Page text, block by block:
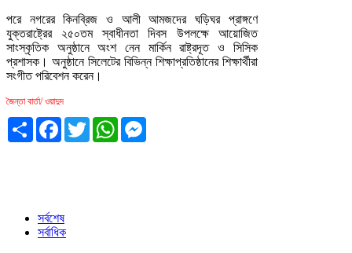
পরে নগরের কিনব্রিজ ও আলী আমজদের ঘড়িঘর প্রাঙ্গণে
যুক্তরাষ্ট্রের ২৫০তম স্বাধীনতা দিবস উপলক্ষে আয়োজিত
সাংস্কৃতিক অনুষ্ঠানে অংশ নেন মার্কিন রাষ্ট্রদূত ও সিসিক
প্রশাসক। অনুষ্ঠানে সিলেটের বিভিন্ন শিক্ষাপ্রতিষ্ঠানের শিক্ষার্থীরা
সংগীত পরিবেশন করেন।
জৈন্তা বার্তা/ ওয়াদুদ
Share Facebook
TwitterWhatsApp
সর্বশেষ
সর্বাধিক